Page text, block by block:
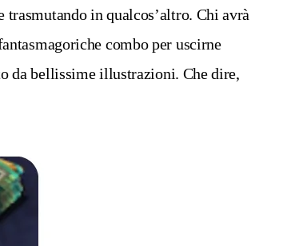
in qualcos’altro. Chi avrà
combo per uscirne
da bellissime illustrazioni. Che dire,